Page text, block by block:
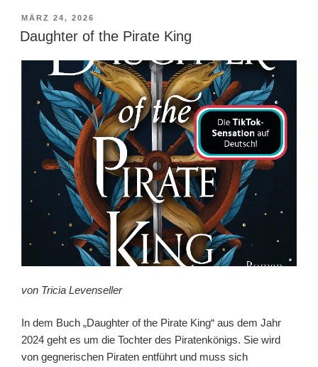
VERÖFFENTLICHT
AM
MÄRZ 24, 2026
Daughter of the Pirate King
von Tricia Levenseller
In dem Buch „Daughter of the Pirate King“ aus dem Jahr
2024 geht es um die Tochter des Piratenkönigs. Sie wird
von gegnerischen Piraten entführt und muss sich